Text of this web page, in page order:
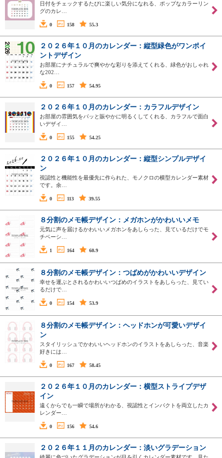
日付をチェックするたびに楽しい気分になれる、ポップなカラーリン
グのカレ…
0 158 55.3
２０２６年１０月のカレンダー：縦型緑色がワンポイ
ントデザイン
お部屋にナチュラルで爽やかな彩りを添えてくれる、緑色がおしゃれ
な202…
0 157 54.95
２０２６年１０月のカレンダー：カラフルデザイン
お部屋の雰囲気をパッと賑やかに明るくしてくれる、カラフルで面白
いデザイ…
0 155 54.25
２０２６年１０月のカレンダー：縦型シンプルデザイ
ン
視認性と機能性を最優先に作られた、モノクロの横型カレンダー素材
です。余…
0 113 39.55
８分割のメモ帳デザイン：メガホンがかわいいメモ
元気に声を届けるかわいいメガホンをあしらった、見ているだけでモ
チベーシ…
1 164 60.9
８分割のメモ帳デザイン：つばめがかわいいデザイン
幸せを運ぶとされるかわいいつばめのイラストをあしらった、見てい
るだけで…
0 154 53.9
８分割のメモ帳デザイン：ヘッドホンが可愛いデザイ
ン
スタイリッシュでかわいいヘッドホンのイラストをあしらった、音楽
好きには…
0 167 58.45
２０２６年１０月のカレンダー：横型ストライプデザ
イン
遠くからでも一瞬で場所がわかる、視認性とインパクトを両立したカ
レンダー…
0 156 54.6
２０２６年１１月のカレンダー：淡いグラデーション